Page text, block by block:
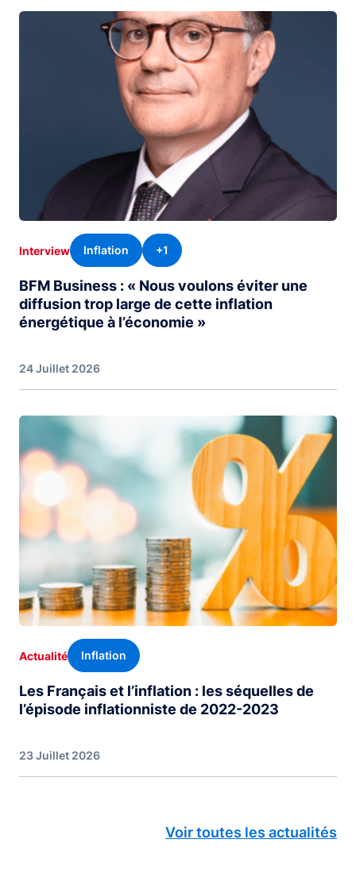
Image
Interview Inflation +1
BFM Business : « Nous voulons éviter une
diffusion trop large de cette inflation
énergétique à l’économie »
24 Juillet 2026
Image
Actualité Inflation
Les Français et l’inflation : les séquelles de
l’épisode inflationniste de 2022-2023
23 Juillet 2026
Voir toutes les actualités